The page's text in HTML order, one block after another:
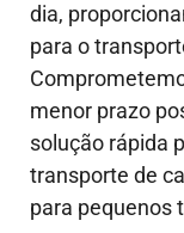
dia,
para o
menor prazo
solução rápida
transporte de
para pequenos